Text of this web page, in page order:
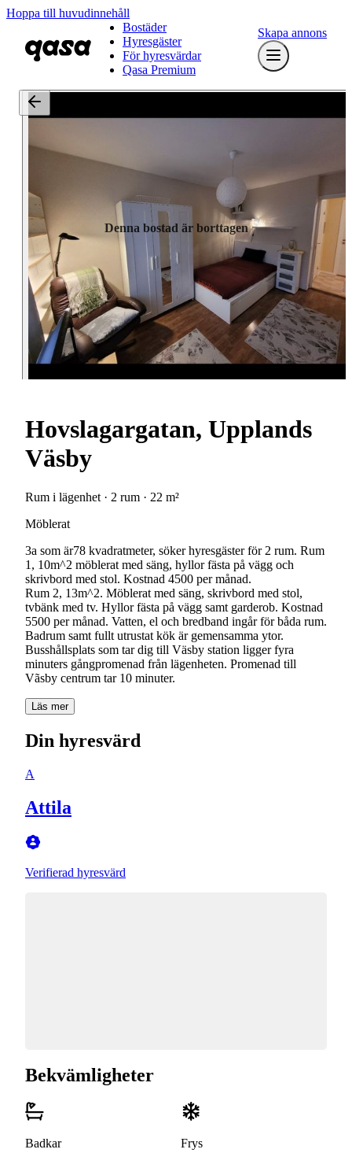
Hoppa till huvudinnehåll
Bostäder
Hyresgäster
För hyresvärdar
Qasa Premium
Skapa annons
Denna bostad är borttagen
Hovslagargatan, Upplands
Väsby
Rum i lägenhet · 2 rum · 22 m²
Möblerat
3a som är78 kvadratmeter, söker hyresgäster för 2 rum. Rum
1, 10m^2 möblerat med säng, hyllor fästa på vägg och
skrivbord med stol. Kostnad 4500 per månad.
Rum 2, 13m^2. Möblerat med säng, skrivbord med stol,
tvbänk med tv. Hyllor fästa på vägg samt garderob. Kostnad
5500 per månad. Vatten, el och bredband ingår för båda rum.
Badrum samt fullt utrustat kök är gemensamma ytor.
Busshållsplats som tar dig till Väsby station ligger fyra
minuters gångpromenad från lägenheten. Promenad till
Vãsby centrum tar 10 minuter.
Läs mer
Din hyresvärd
A
Attila
Verifierad hyresvärd
Bekvämligheter
Badkar Frys